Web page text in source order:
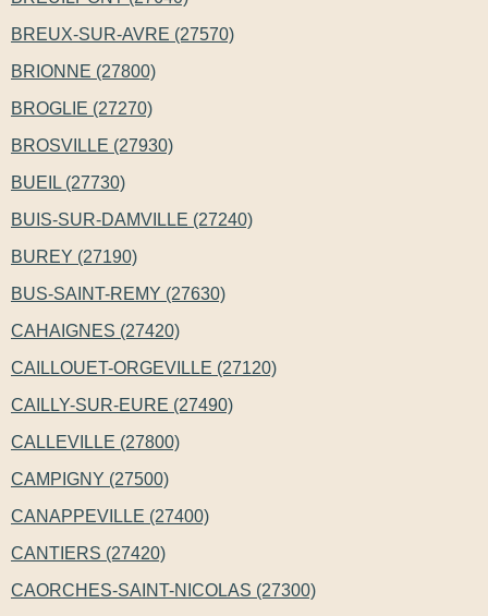
BREUX-SUR-AVRE (27570)
BRIONNE (27800)
BROGLIE (27270)
BROSVILLE (27930)
BUEIL (27730)
BUIS-SUR-DAMVILLE (27240)
BUREY (27190)
BUS-SAINT-REMY (27630)
CAHAIGNES (27420)
CAILLOUET-ORGEVILLE (27120)
CAILLY-SUR-EURE (27490)
CALLEVILLE (27800)
CAMPIGNY (27500)
CANAPPEVILLE (27400)
CANTIERS (27420)
CAORCHES-SAINT-NICOLAS (27300)